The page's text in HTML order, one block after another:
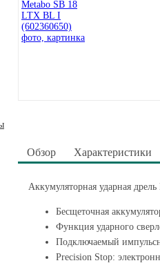
Обзор Характеристики
Аккумуляторная ударная
Бесщеточная
Функция ударного
Подключаемый
Precision Stop: